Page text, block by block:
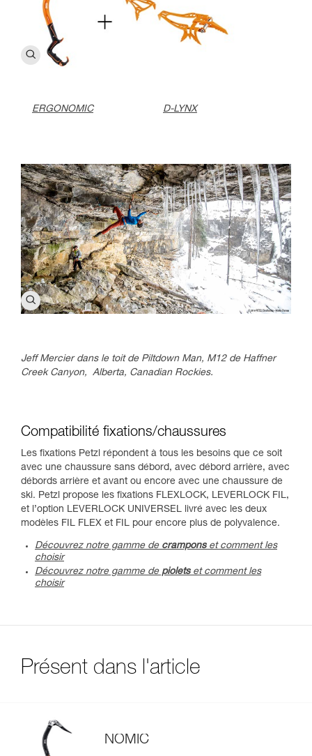
ERGONOMIC D-LYNX
Jeff Mercier dans le toit de Piltdown Man, M12 de Haffner
Creek Canyon, Alberta, Canadian Rockies.
Compatibilité fixations/chaussures
Les fixations Petzl répondent à tous les besoins que ce soit
avec une chaussure sans débord, avec débord arrière, avec
débords arrière et avant ou encore avec une chaussure de
ski. Petzl propose les fixations FLEXLOCK, LEVERLOCK FIL,
et l’option LEVERLOCK UNIVERSEL livré avec les deux
modèles FIL FLEX et FIL pour encore plus de polyvalence.
Découvrez notre gamme decrampons et comment les
choisir
Découvrez notre gamme depiolets et comment les
choisir
Présent dans l'article
NOMIC